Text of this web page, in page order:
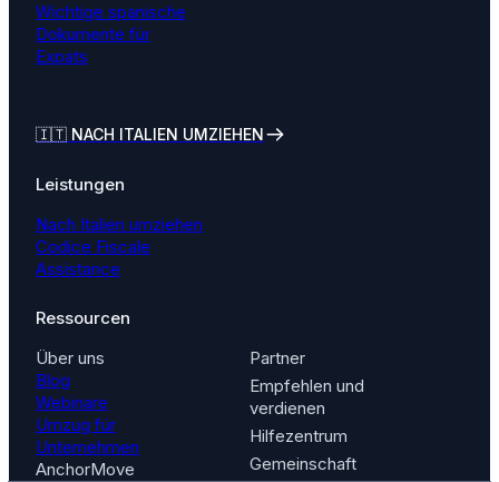
Wichtige spanische
Dokumente für
Expats
🇮🇹 NACH ITALIEN UMZIEHEN
Leistungen
Nach Italien umziehen
Codice Fiscale
Assistance
Ressourcen
Über uns
Blog
Webinare
Umzug für
Unternehmen
AnchorMove
Partner
Empfehlen und
verdienen
Hilfezentrum
Gemeinschaft